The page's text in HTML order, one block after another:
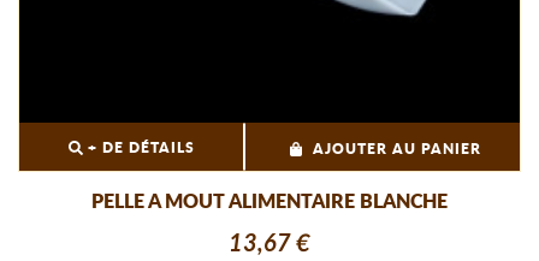
+ DE DÉTAILS AJOUTER AU PANIER
PELLE A MOUT ALIMENTAIRE BLANCHE
13,67 €